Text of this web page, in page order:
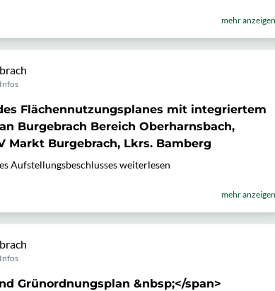
mehr anzeigen
Flächennutzungsplanes mit integriertem
Burgebrach Bereich Oberharnsbach,
Markt Burgebrach, Lkrs. Bamberg
Aufstellungsbeschlusses weiterlesen
mehr anzeigen
Grünordnungsplan &nbsp;</span>